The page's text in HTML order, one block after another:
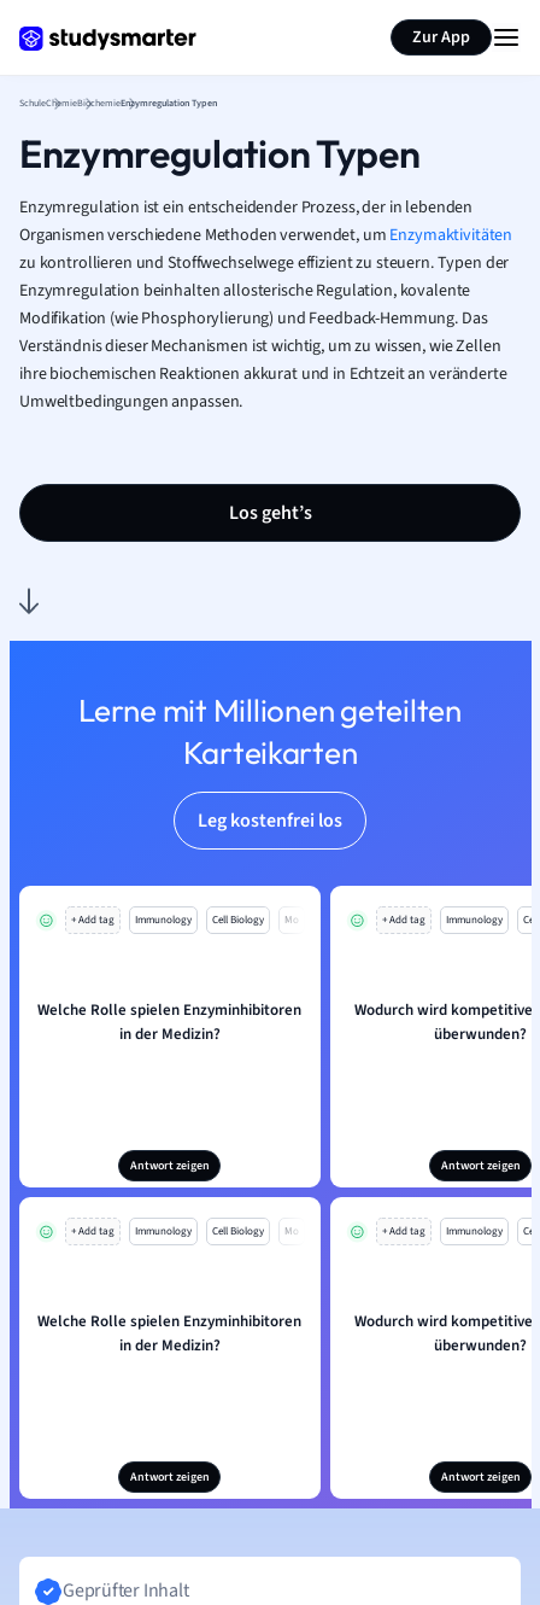
Zur App
SchuleChemieBiochemieEnzymregulation Typen
Enzymregulation Typen
Enzymregulation ist ein entscheidender Prozess, der in lebenden
Organismen verschiedene Methoden verwendet, um Enzymaktivitäten
zu kontrollieren und Stoffwechselwege effizient zu steuern. Typen der
Enzymregulation beinhalten allosterische Regulation, kovalente
Modifikation (wie Phosphorylierung) und Feedback-Hemmung. Das
Verständnis dieser Mechanismen ist wichtig, um zu wissen, wie Zellen
ihre biochemischen Reaktionen akkurat und in Echtzeit an veränderte
Umweltbedingungen anpassen.
Los geht’s
Lerne mit Millionen geteilten
Karteikarten
Leg kostenfrei los
+ Add tag Immunology Cell Biology Mo
Welche Rolle spielen Enzyminhibitoren
in der Medizin?
Antwort zeigen
+ Add tag Immunology
Wodurch wird kompetitive
überwunden?
Antwort zeigen
+ Add tag Immunology Cell Biology Mo
Welche Rolle spielen Enzyminhibitoren
in der Medizin?
Antwort zeigen
+ Add tag Immunology
Wodurch wird kompetitive
überwunden?
Antwort zeigen
Seite zusammenfassen
Geprüfter Inhalt